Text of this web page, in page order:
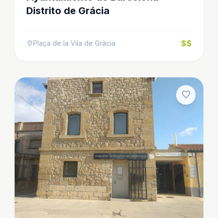
Distrito de Grácia
location_onPlaça de la Vila de Gràcia $$
favorite